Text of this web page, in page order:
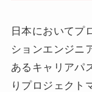
日本においてプ
ションエンジニ
あるキャリアパ
りプロジェクト